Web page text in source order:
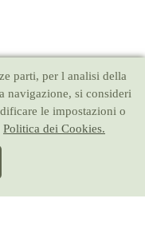
parti, per l analisi della
navigazione, si consideri
le impostazioni o
Politica dei Cookies.